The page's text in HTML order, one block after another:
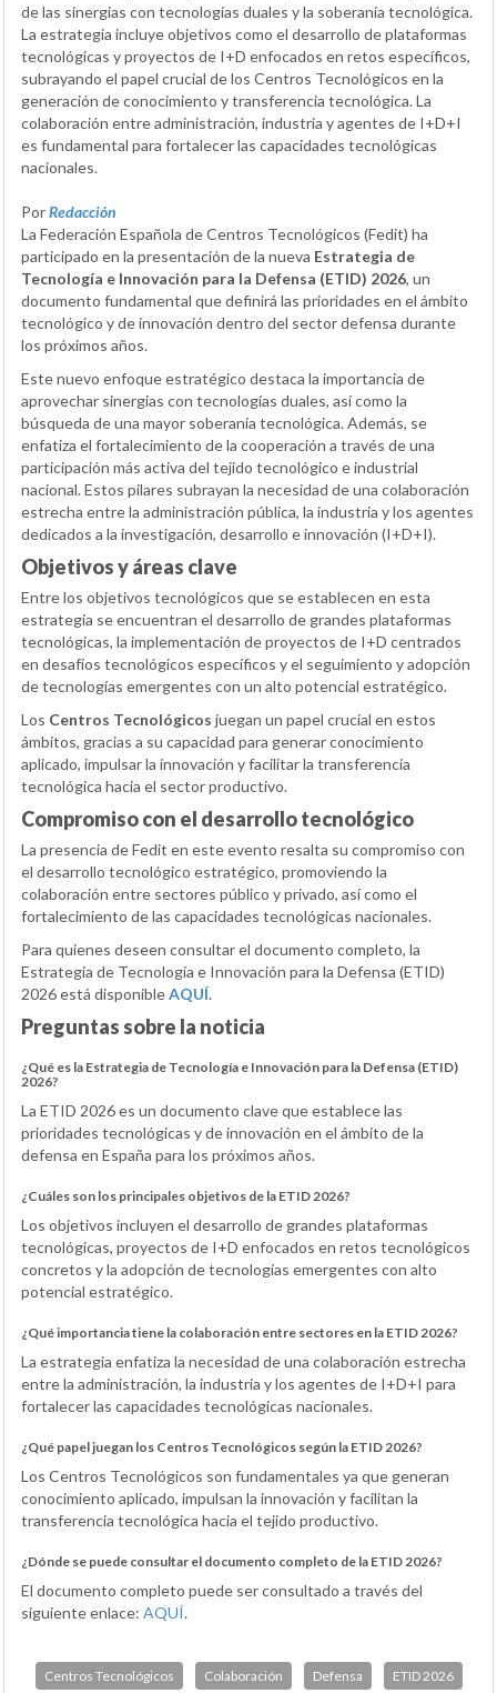
de las sinergias con tecnologías duales y la soberanía tecnológica.
La estrategia incluye objetivos como el desarrollo de plataformas
tecnológicas y proyectos de I+D enfocados en retos específicos,
subrayando el papel crucial de los Centros Tecnológicos en la
generación de conocimiento y transferencia tecnológica. La
colaboración entre administración, industria y agentes de I+D+I
es fundamental para fortalecer las capacidades tecnológicas
nacionales.
PorRedacción
La Federación Española de Centros Tecnológicos (Fedit) ha
participado en la presentación de la nueva Estrategia de
Tecnología e Innovación para la Defensa (ETID) 2026, un
documento fundamental que definirá las prioridades en el ámbito
tecnológico y de innovación dentro del sector defensa durante
los próximos años.
Este nuevo enfoque estratégico destaca la importancia de
aprovechar sinergias con tecnologías duales, así como la
búsqueda de una mayor soberanía tecnológica. Además, se
enfatiza el fortalecimiento de la cooperación a través de una
participación más activa del tejido tecnológico e industrial
nacional. Estos pilares subrayan la necesidad de una colaboración
estrecha entre la administración pública, la industria y los agentes
dedicados a la investigación, desarrollo e innovación (I+D+I).
Objetivos y áreas clave
Entre los objetivos tecnológicos que se establecen en esta
estrategia se encuentran el desarrollo de grandes plataformas
tecnológicas, la implementación de proyectos de I+D centrados
en desafíos tecnológicos específicos y el seguimiento y adopción
de tecnologías emergentes con un alto potencial estratégico.
Los Centros Tecnológicos juegan un papel crucial en estos
ámbitos, gracias a su capacidad para generar conocimiento
aplicado, impulsar la innovación y facilitar la transferencia
tecnológica hacia el sector productivo.
Compromiso con el desarrollo tecnológico
La presencia de Fedit en este evento resalta su compromiso con
el desarrollo tecnológico estratégico, promoviendo la
colaboración entre sectores público y privado, así como el
fortalecimiento de las capacidades tecnológicas nacionales.
Para quienes deseen consultar el documento completo, la
Estrategia de Tecnología e Innovación para la Defensa (ETID)
2026 está disponibleAQUÍ.
Preguntas sobre la noticia
¿Qué es la Estrategia de Tecnología e Innovación para la Defensa (ETID)
2026?
La ETID 2026 es un documento clave que establece las
prioridades tecnológicas y de innovación en el ámbito de la
defensa en España para los próximos años.
¿Cuáles son los principales objetivos de la ETID 2026?
Los objetivos incluyen el desarrollo de grandes plataformas
tecnológicas, proyectos de I+D enfocados en retos tecnológicos
concretos y la adopción de tecnologías emergentes con alto
potencial estratégico.
¿Qué importancia tiene la colaboración entre sectores en la ETID 2026?
La estrategia enfatiza la necesidad de una colaboración estrecha
entre la administración, la industria y los agentes de I+D+I para
fortalecer las capacidades tecnológicas nacionales.
¿Qué papel juegan los Centros Tecnológicos según la ETID 2026?
Los Centros Tecnológicos son fundamentales ya que generan
conocimiento aplicado, impulsan la innovación y facilitan la
transferencia tecnológica hacia el tejido productivo.
¿Dónde se puede consultar el documento completo de la ETID 2026?
El documento completo puede ser consultado a través del
siguiente enlace: AQUÍ.
Centros Tecnológicos Colaboración Defensa ETID 2026